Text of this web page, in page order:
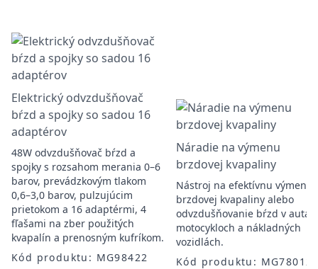
Elektrický odvzdušňovač
bŕzd a spojky so sadou 16
adaptérov
48W odvzdušňovač bŕzd a
spojky s rozsahom merania 0–6
barov, prevádzkovým tlakom
0,6–3,0 barov, pulzujúcim
prietokom a 16 adaptérmi, 4
fľašami na zber použitých
kvapalín a prenosným kufríkom.
Kód produktu: MG98422
Náradie na výmenu
brzdovej kvapaliny
Nástroj na efektívnu výmenu
brzdovej kvapaliny alebo
odvzdušňovanie bŕzd v
motocykloch a nákladných
vozidlách.
Kód produktu: MG78012